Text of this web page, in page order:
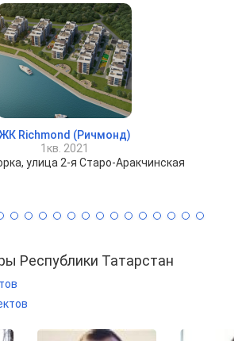
Richmond (Ричмонд)
1кв. 2021
улица 2-я Старо-Аракчинская
Республики Татарстан